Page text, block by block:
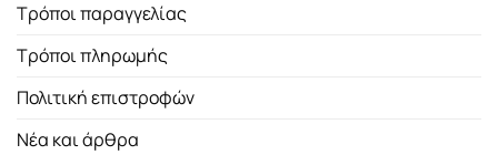
Τρόποι παραγγελίας
Τρόποι πληρωμής
Πολιτική επιστροφών
Νέα και άρθρα